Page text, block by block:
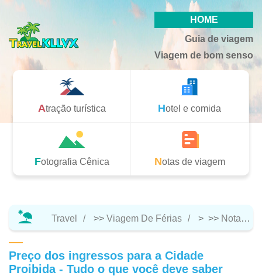
HOME
Guia de viagem
Viagem de bom senso
Atração turística Hotel e comida
Fotografia Cênica Notas de viagem
Travel >> Viagem De Férias > >> Notas De Viagem
Preço dos ingressos para a Cidade
Proibida - Tudo o que você deve saber